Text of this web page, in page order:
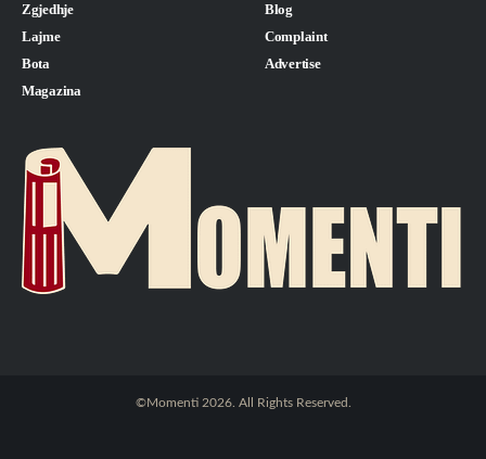
Zgjedhje
Lajme
Bota
Magazina
Blog
Complaint
Advertise
©Momenti 2026. All Rights Reserved.